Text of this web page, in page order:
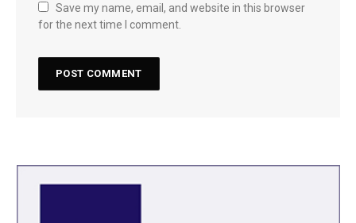
Save my name, email, and website in this browser
for the next time I comment.